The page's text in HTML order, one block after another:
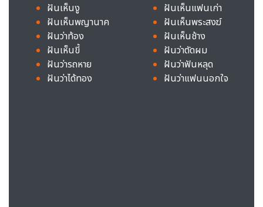
ฝันเห็นงู
ฝันเห็นพญานาค
ฝันว่าท้อง
ฝันเห็นขี้
ฝันว่ารถหาย
ฝันว่าได้ทอง
ฝันเห็นแฟนเก่า
ฝันเห็นพระสงฆ์
ฝันเห็นช้าง
ฝันว่าตัดผม
ฝันว่าฟันหลุด
ฝันว่าแฟนนอกใจ